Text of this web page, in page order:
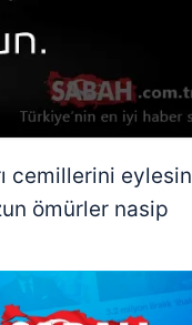
cemillerini
ömürler nasip